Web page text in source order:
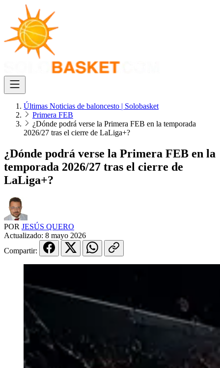
Últimas Noticias de baloncesto | Solobasket
Primera FEB
¿Dónde podrá verse la Primera FEB en la temporada
2026/27 tras el cierre de LaLiga+?
¿Dónde podrá verse la Primera FEB en la
temporada 2026/27 tras el cierre de
LaLiga+?
POR JESÚS QUERO
Actualizado: 8 mayo 2026
Compartir: